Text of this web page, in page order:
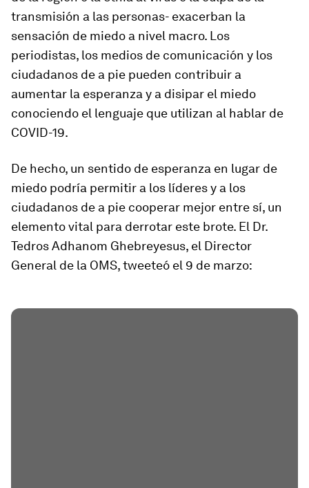
transmisión a las personas- exacerban la
sensación de miedo a nivel macro. Los
periodistas, los medios de comunicación y los
ciudadanos de a pie pueden contribuir a
aumentar la esperanza y a disipar el miedo
conociendo el lenguaje que utilizan al hablar de
COVID-19.
De hecho, un sentido de esperanza en lugar de
miedo podría permitir a los líderes y a los
ciudadanos de a pie cooperar mejor entre sí, un
elemento vital para derrotar este brote. El Dr.
Tedros Adhanom Ghebreyesus, el Director
General de la OMS, tweeteó el 9 de marzo: